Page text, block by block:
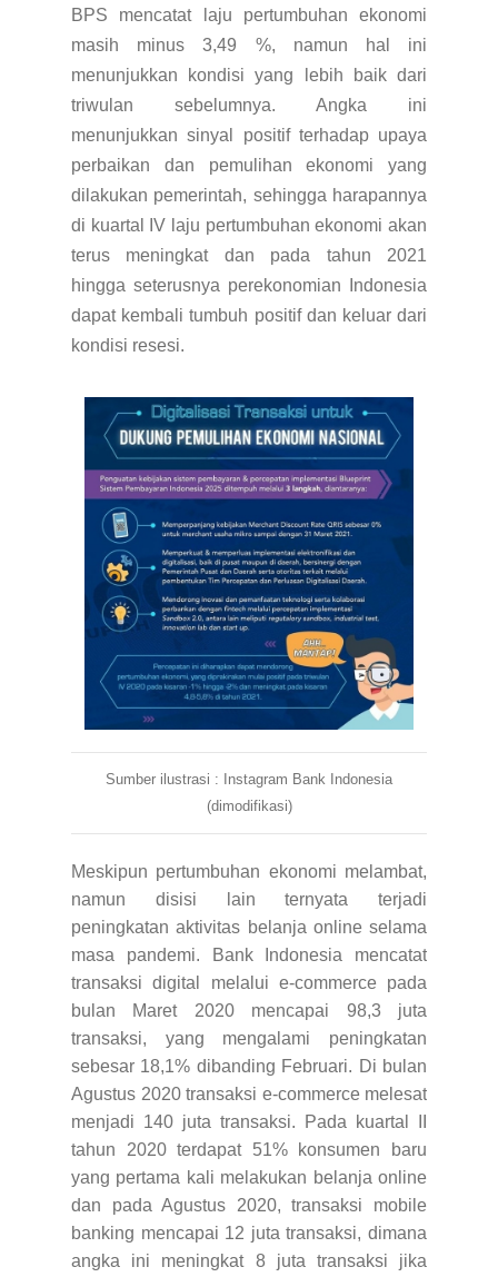
BPS mencatat laju pertumbuhan ekonomi
masih minus 3,49 %, namun hal ini
menunjukkan kondisi yang lebih baik dari
triwulan sebelumnya. Angka ini
menunjukkan sinyal positif terhadap upaya
perbaikan dan pemulihan ekonomi yang
dilakukan pemerintah, sehingga harapannya
di kuartal IV laju pertumbuhan ekonomi akan
terus meningkat dan pada tahun 2021
hingga seterusnya perekonomian Indonesia
dapat kembali tumbuh positif dan keluar dari
kondisi resesi.
Sumber ilustrasi : Instagram Bank Indonesia
(dimodifikasi)
Meskipun pertumbuhan ekonomi melambat,
namun disisi lain ternyata terjadi
peningkatan aktivitas belanja online selama
masa pandemi. Bank Indonesia mencatat
transaksi digital melalui e-commerce pada
bulan Maret 2020 mencapai 98,3 juta
transaksi, yang mengalami peningkatan
sebesar 18,1% dibanding Februari. Di bulan
Agustus 2020 transaksi e-commerce melesat
menjadi 140 juta transaksi. Pada kuartal II
tahun 2020 terdapat 51% konsumen baru
yang pertama kali melakukan belanja online
dan pada Agustus 2020, transaksi mobile
banking mencapai 12 juta transaksi, dimana
angka ini meningkat 8 juta transaksi jika